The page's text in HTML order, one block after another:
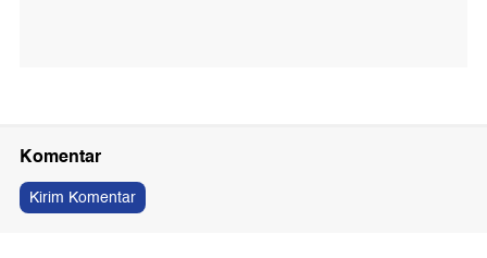
Komentar
Kirim Komentar